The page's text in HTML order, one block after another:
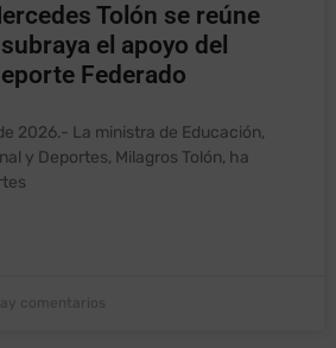
Tolón se reúne
el apoyo del
Federado
2026.- La ministra de Educación,
y Deportes, Milagros Tolón, ha
comentarios